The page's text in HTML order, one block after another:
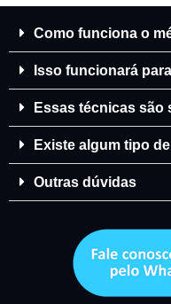
Como funciona o
Isso funcionará
Essas técnicas são
Existe algum tipo
Outras dúvidas